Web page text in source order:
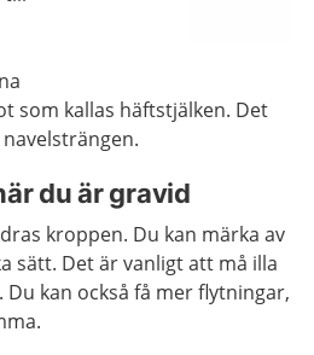
som kallas häftstjälken. Det
du är gravid
kroppen. Du kan märka av
sätt. Det är vanligt att må illa
kan också få mer flytningar,